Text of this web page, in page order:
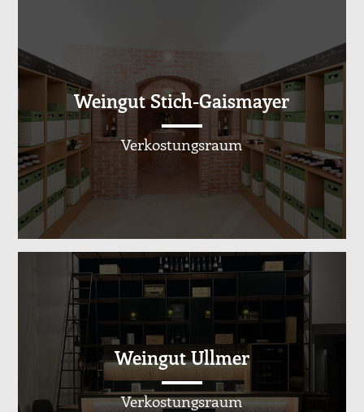
Weingut Stich-Gaismayer
Verkostungsraum
Weingut Ullmer
Verkostungsraum